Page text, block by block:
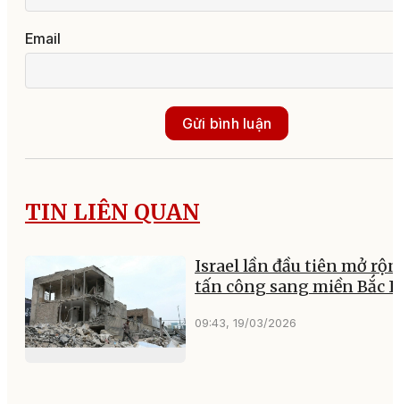
Email
Gửi bình luận
TIN LIÊN QUAN
Israel lần đầu tiên mở
tấn công sang miền Bắc
09:43, 19/03/2026